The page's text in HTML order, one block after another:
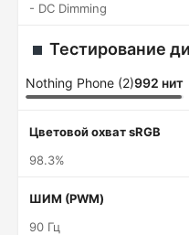
- DC Dimming
Тестирование
Nothing Phone (2)992 нит
Цветовой охват sRGB
98.3%
ШИМ (PWM)
90 Гц